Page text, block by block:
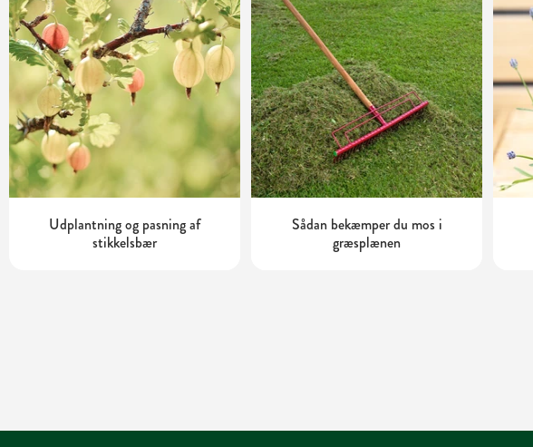
Udplantning og pasning af
stikkelsbær
Sådan bekæmper du mos i
græsplænen